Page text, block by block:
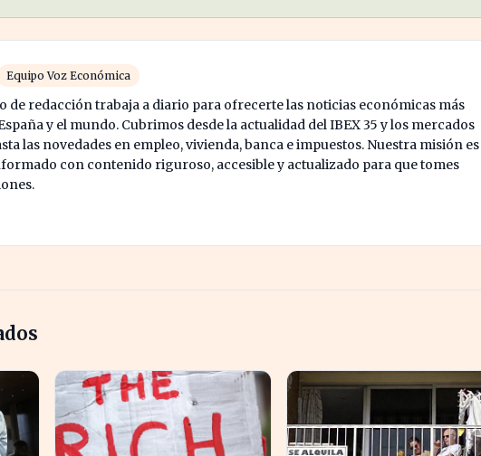
Equipo Voz Económica
de redacción trabaja a diario para ofrecerte las noticias económicas más
y el mundo. Cubrimos desde la actualidad del IBEX 35 y los mercados
las novedades en empleo, vivienda, banca e impuestos. Nuestra misión es
con contenido riguroso, accesible y actualizado para que tomes